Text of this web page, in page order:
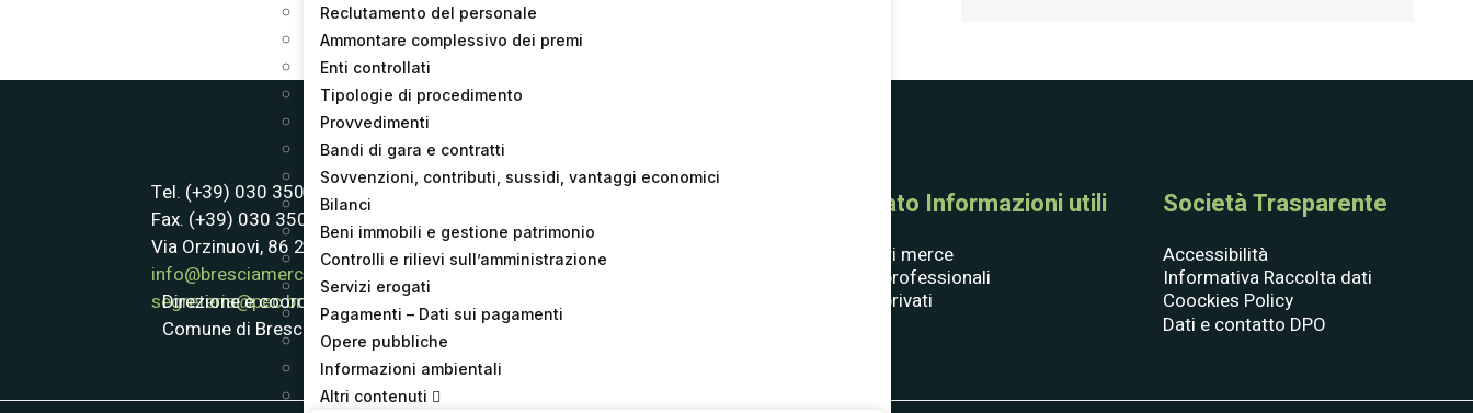
Reclutamento del personale
Ammontare complessivo dei premi
Enti controllati
Tipologie di procedimento
Provvedimenti
Bandi di gara e contratti
Sovvenzioni, contributi, sussidi, vantaggi economici
Bilanci
Beni immobili e gestione patrimonio
Controlli e rilievi sull’amministrazione
Servizi erogati
Pagamenti – Dati sui pagamenti
Opere pubbliche
Informazioni ambientali
Altri contenuti
Tel. (+39) 030 3507611
Fax. (+39) 030 3507622
Via Orzinuovi, 86 25125 Brescia
info@bresciamercati.com
segreteria@pec.bresciamercati.com
Direzione e coordinamento:
Comune di Brescia
Compagine societaria
Bandi e Gare
Whistle­blowing
Mercato Informazioni utili
Fornitori merce
Clienti professionali
Clienti privati
Società Trasparente
Accessibilità
Informativa Raccolta dati
Coockies Policy
Dati e contatto DPO